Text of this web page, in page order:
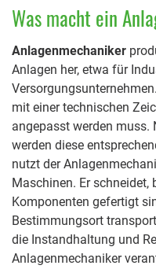
Was macht ein
Anlagenmechaniker
Anlagen her, etwa für
mit einer technischen
angepasst werden muss.
werden diese
nutzt der
Maschinen. Er
Komponenten gefertigt
Bestimmungsort
die Instandhaltung und
Anlagenmechaniker